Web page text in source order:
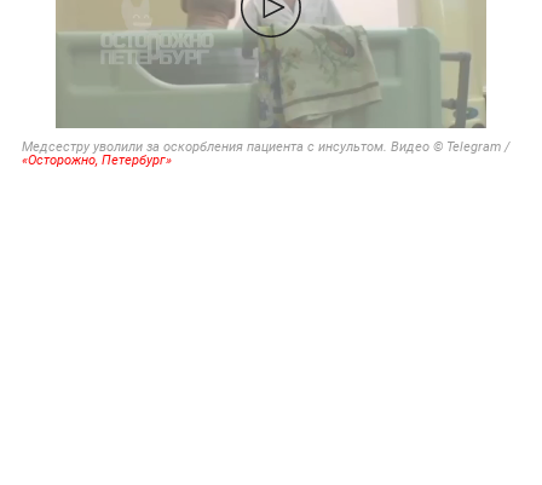
Медсестру уволили за оскорбления пациента с инсультом. Видео © Telegram /
«Осторожно, Петербург»